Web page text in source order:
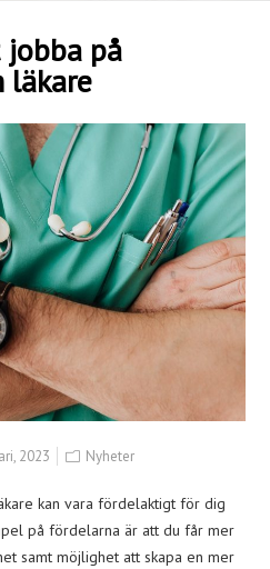
på
läkare
2023 Nyheter
kan vara fördelaktigt för dig
på fördelarna är att du får mer
samt möjlighet att skapa en mer